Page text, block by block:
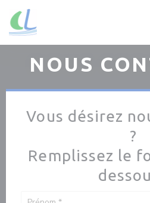
Personnalisation de vos choix en
NOUS
Vous désirez
?
Remplissez le